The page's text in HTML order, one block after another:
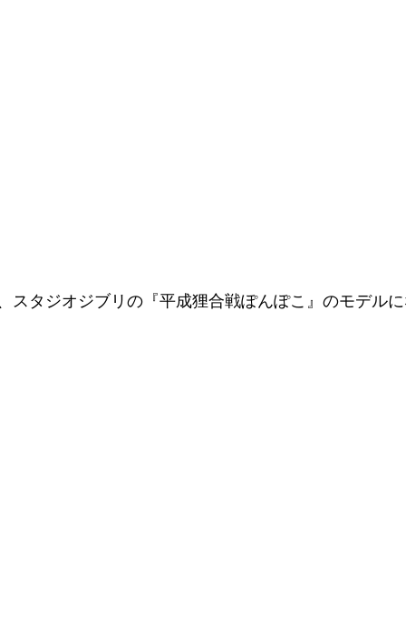
スタジオジブリの『平成狸合戦ぽんぽこ』のモデル